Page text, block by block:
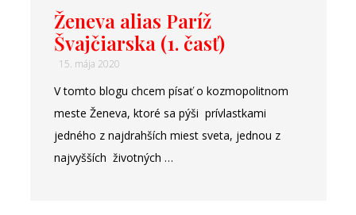
Ženeva alias Paríž
Švajčiarska (1. časť)
15. mája 2020
V tomto blogu chcem písať o kozmopolitnom
meste Ženeva, ktoré sa pýši prívlastkami
jedného z najdrahších miest sveta, jednou z
najvyšších životných …